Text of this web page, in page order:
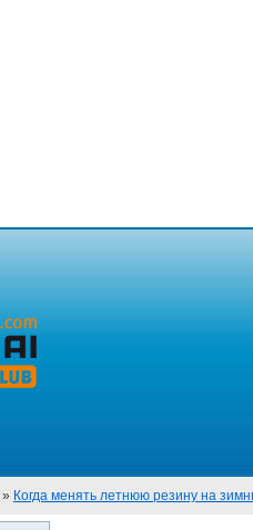
» Когда менять летнюю резину на